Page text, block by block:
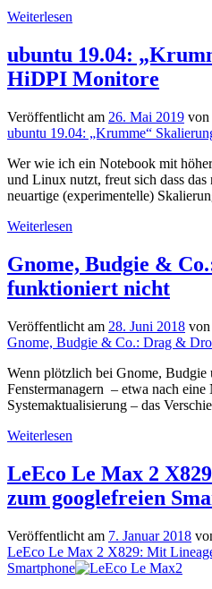
Weiterlesen
Linux
–
Ein
ubuntu 19.04:
HiDPI Monitore
Veröffentlicht am 26. Mai 2019 von
ubuntu 19.04: „Krumme“
Wer wie ich ein Notebook mit
und Linux nutzt, freut sich dass
neuartige (experimentelle)
Weiterlesen
„Krumme“
Skalierung
für
Monitore
Gnome, Budgie &
funktioniert nicht
Veröffentlicht am 28. Juni 2018 von
Gnome, Budgie & Co.: Drag &
Wenn plötzlich bei Gnome, Budgie
Fenstermanagern – etwa nach
Systemaktualisierung – das
Weiterlesen
&
Co.:
Drag
Drop
funktioniert
nicht
LeEco Le Max 2
zum googlefreien
Veröffentlicht am 7. Januar 2018
LeEco Le Max 2 X829: Mit
Smartphone